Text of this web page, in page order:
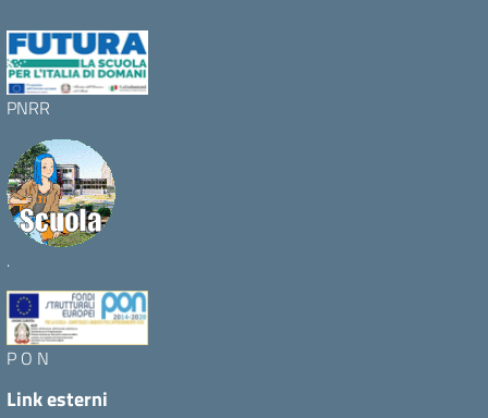
PNRR
.
P O N
Link esterni